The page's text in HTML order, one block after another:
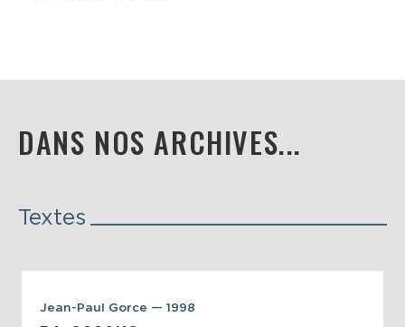
DANS NOS ARCHIVES...
Textes
Jean-Paul Gorce — 1998